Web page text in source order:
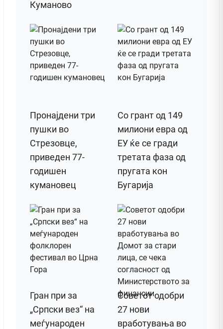
Куманово
Пронајдени три
пушки во
Стрезовце,
приведен 77-
годишен
кумановец
Со грант од 149
милиони евра од
ЕУ ќе се гради
третата фаза од
пругата кон
Бугарија
Гран при за
„Српски вез“ на
меѓународен
Советот одобри
27 нови
вработувања во